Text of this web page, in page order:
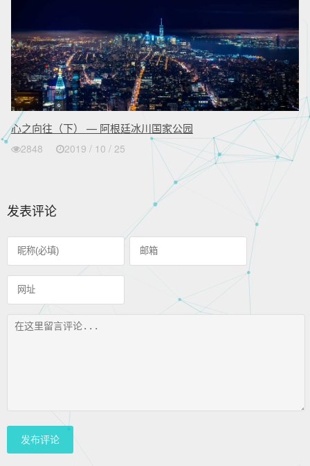
心之向往（下） — 阿根廷冰川国家公园
2848 2019 / 10 / 25
发表评论
发布评论